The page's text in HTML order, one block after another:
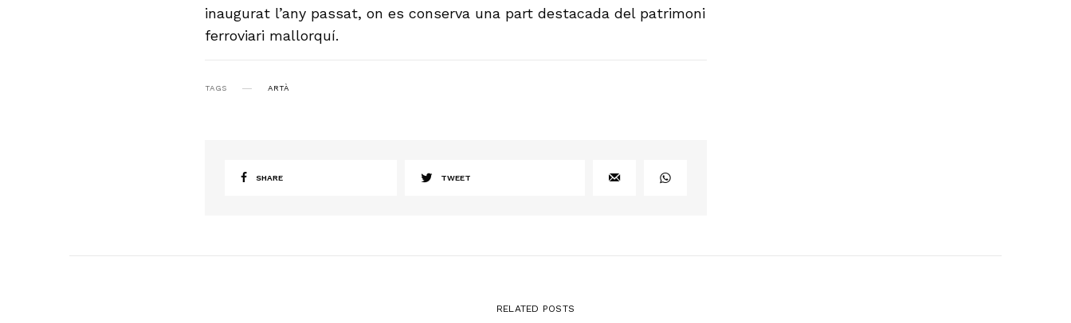
inaugurat l’any passat, on es conserva una part destacada del patrimoni
ferroviari mallorquí.
TAGS ARTÀ
SHARE TWEET
RELATED POSTS